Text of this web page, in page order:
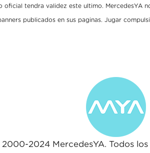
tendra validez este ultimo. MercedesYA
publicados en sus paginas. Jugar
2024 MercedesYA. Todos